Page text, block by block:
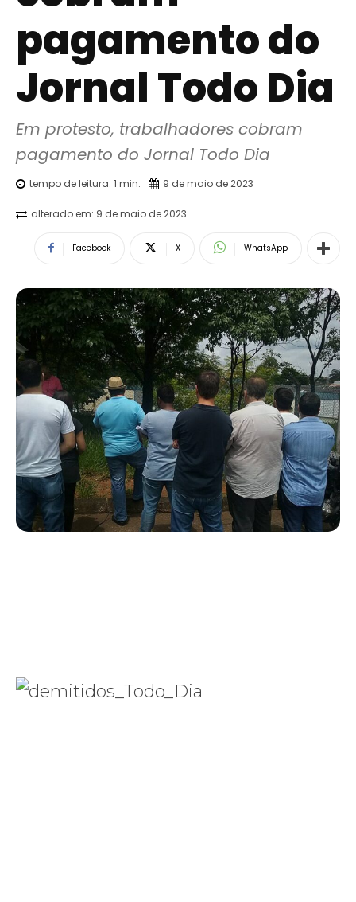
pagamento do
Jornal Todo Dia
Em protesto, trabalhadores cobram
pagamento do Jornal Todo Dia
tempo de leitura: 1 min. 9 de maio de 2023
alterado em: 9 de maio de 2023
Facebook X WhatsApp